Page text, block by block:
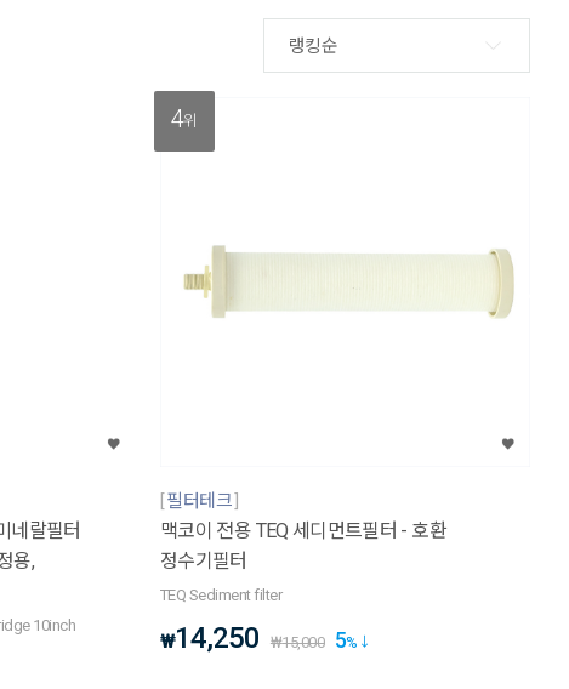
랭킹순
네랄필터
용,
10inch
4위
필터테크
맥코이 전용 TEQ 세디먼트필터 - 호환
정수기필터
TEQ Sediment filter
₩14,250 ₩15,000 5%